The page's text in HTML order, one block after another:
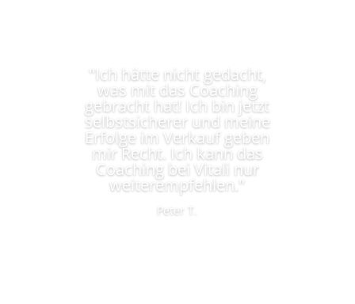
"Ich hätte nicht gedacht,
was mit das Coaching
gebracht hat! Ich bin jetzt
selbstsicherer und meine
Erfolge im Verkauf geben
mir Recht. Ich kann das
Coaching bei Vitali nur
weiterempfehlen."
Peter T.